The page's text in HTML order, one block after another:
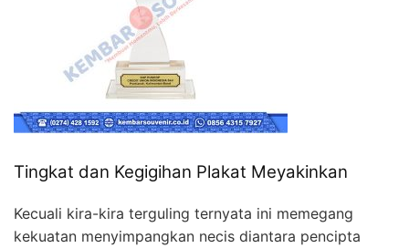
Tingkat dan Kegigihan Plakat Meyakinkan
Kecuali kira-kira terguling ternyata ini memegang
kekuatan menyimpangkan necis diantara pencipta